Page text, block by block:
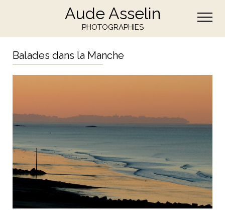
Aude Asselin
PHOTOGRAPHIES
Balades dans la Manche